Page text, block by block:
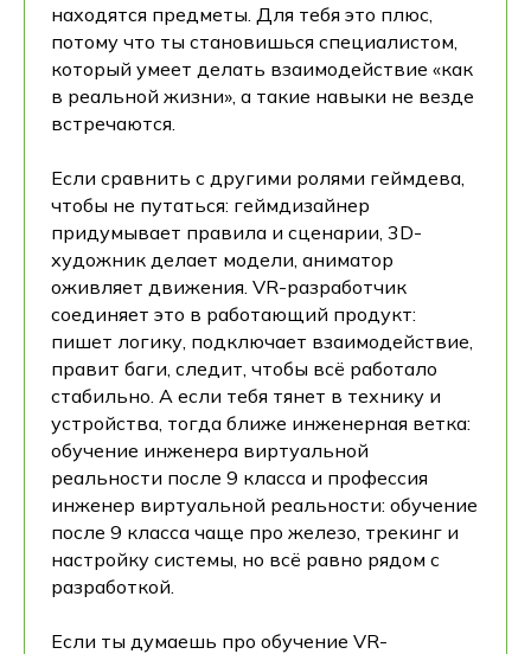
находятся предметы. Для тебя это плюс,
потому что ты становишься специалистом,
который умеет делать взаимодействие «как
в реальной жизни», а такие навыки не везде
встречаются.
Если сравнить с другими ролями геймдева,
чтобы не путаться: геймдизайнер
придумывает правила и сценарии, 3D-
художник делает модели, аниматор
оживляет движения. VR-разработчик
соединяет это в работающий продукт:
пишет логику, подключает взаимодействие,
правит баги, следит, чтобы всё работало
стабильно. А если тебя тянет в технику и
устройства, тогда ближе инженерная ветка:
обучение инженера виртуальной
реальности после 9 класса и профессия
инженер виртуальной реальности: обучение
после 9 класса чаще про железо, трекинг и
настройку системы, но всё равно рядом с
разработкой.
Если ты думаешь про обучение VR-